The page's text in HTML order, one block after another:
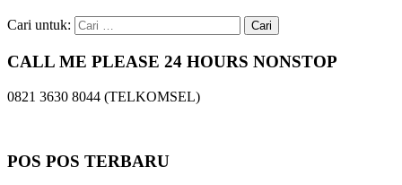
Cari untuk:
CALL ME PLEASE 24 HOURS NONSTOP
0821 3630 8044 (TELKOMSEL)
POS POS TERBARU